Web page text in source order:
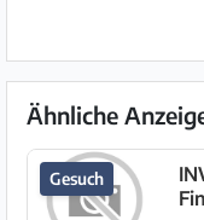
Ähnliche
Gesuch